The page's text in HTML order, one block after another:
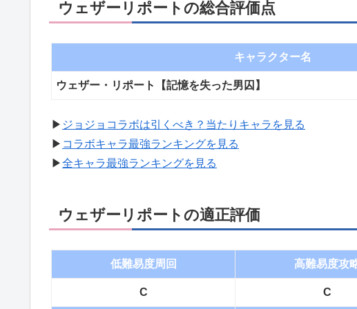
ウェザーリポートの総合評価点
キャラクター名
ウェザー・リポート【記憶を失った男囚】
▶︎ ジョジョコラボは引くべき？当たりキャラを見る
▶︎ コラボキャラ最強ランキングを見る
▶︎全キャラ最強ランキングを見る
ウェザーリポートの適正評価
低難易度周回 高難易度攻
C C